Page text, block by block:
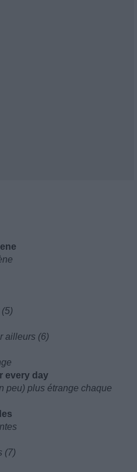
ailleurs (6)
every day
peu) plus étrange chaque
(7)